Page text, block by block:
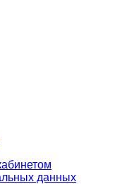
данных